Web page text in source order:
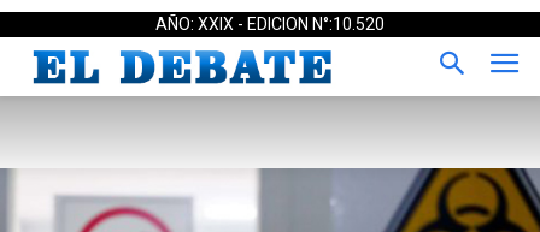
AÑO: XXIX - EDICION N°:10.520